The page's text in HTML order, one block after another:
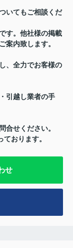
いてもご相談くだ
す。他社様の掲載
案内致します。
、全力でお客様の
引越し業者の手
合せください。
おります。
せ